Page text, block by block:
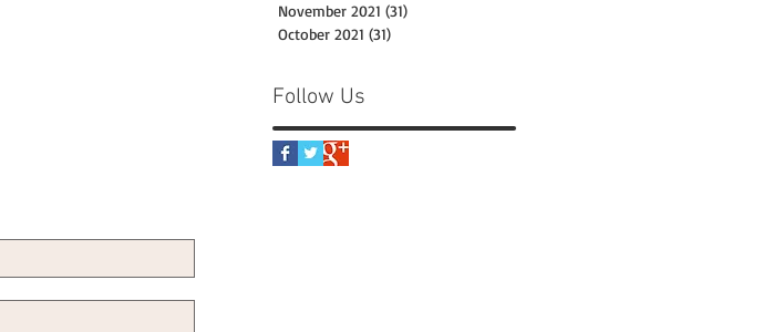
November 2021 (31)
October 2021 (31)
Follow Us